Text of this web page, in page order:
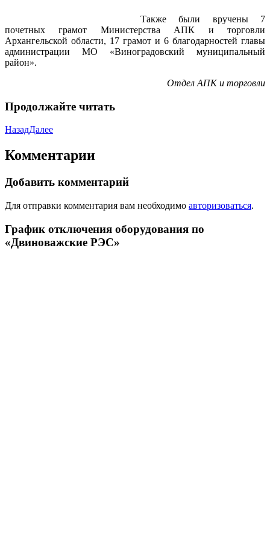
Также были вручены 7
почетных грамот Министерства АПК и торговли
Архангельской области, 17 грамот и 6 благодарностей главы
администрации МО «Виноградовский муниципальный
район».
Отдел АПК и торговли
Продолжайте читать
НазадДалее
Комментарии
Добавить комментарий
Для отправки комментария вам необходимо авторизоваться.
График отключения оборудования по
«Двиноважские РЭС»